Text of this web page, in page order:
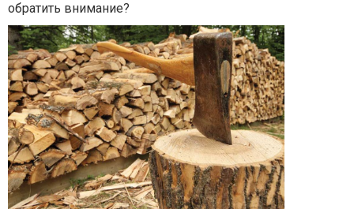
обратить внимание?